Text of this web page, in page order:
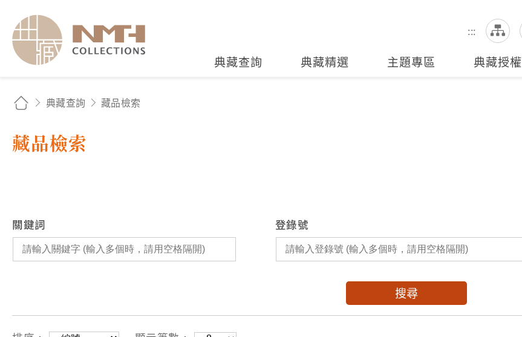
:::
全站搜尋
典藏查詢 典藏精選 主題專區 典藏授權
典藏查詢 藏品檢索
藏品檢索
關鍵詞 登錄號
搜尋